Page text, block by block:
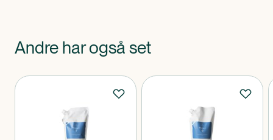
Andre har også set
Produkter